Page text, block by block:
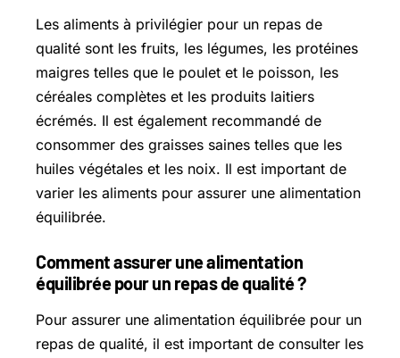
Les aliments à privilégier pour un repas de
qualité sont les fruits, les légumes, les protéines
maigres telles que le poulet et le poisson, les
céréales complètes et les produits laitiers
écrémés. Il est également recommandé de
consommer des graisses saines telles que les
huiles végétales et les noix. Il est important de
varier les aliments pour assurer une alimentation
équilibrée.
Comment assurer une alimentation
équilibrée pour un repas de qualité ?
Pour assurer une alimentation équilibrée pour un
repas de qualité, il est important de consulter les